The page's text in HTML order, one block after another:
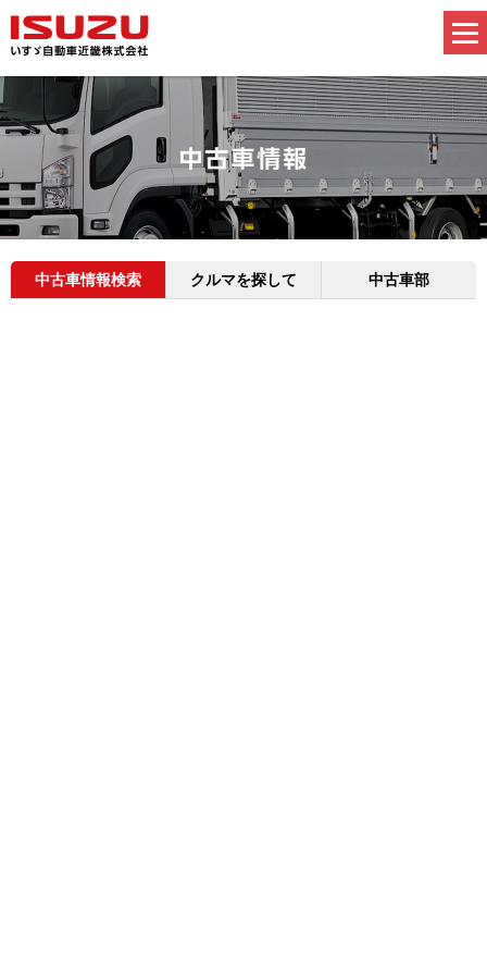
中古車情報検索 クルマを探して 中古車部